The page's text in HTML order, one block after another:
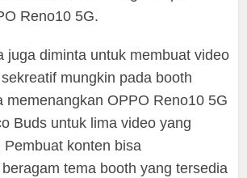
Reno10 5G.
juga diminta untuk membuat video
mungkin pada booth
memenangkan OPPO Reno10 5G
Buds untuk lima video yang
Pembuat konten bisa
tema booth yang tersedia